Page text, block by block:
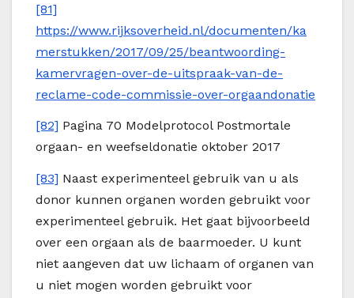
[81]
https://www.rijksoverheid.nl/documenten/ka
merstukken/2017/09/25/beantwoording-
kamervragen-over-de-uitspraak-van-de-
reclame-code-commissie-over-orgaandonatie
[82] Pagina 70 Modelprotocol Postmortale
orgaan- en weefseldonatie oktober 2017
[83] Naast experimenteel gebruik van u als
donor kunnen organen worden gebruikt voor
experimenteel gebruik. Het gaat bijvoorbeeld
over een orgaan als de baarmoeder. U kunt
niet aangeven dat uw lichaam of organen van
u niet mogen worden gebruikt voor